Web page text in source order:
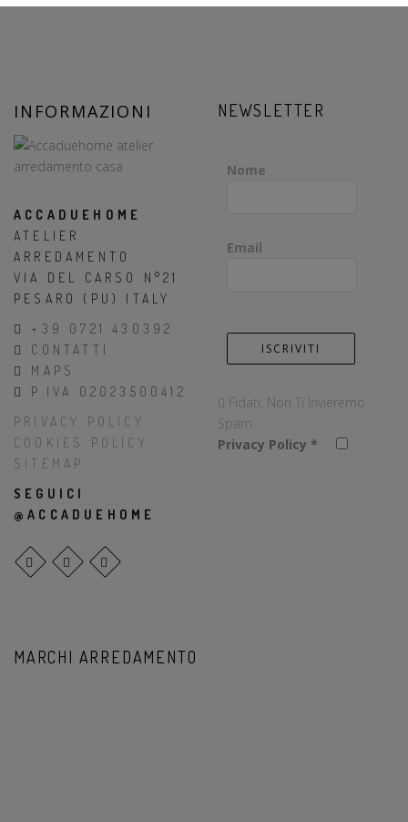
INFORMAZIONI
ACCADUEHOME
ATELIER
ARREDAMENTO
VIA DEL CARSO N°21
PESARO (PU) ITALY
+39 0721 430392
CONTATTI
MAPS
P.IVA 02023500412
PRIVACY POLICY
COOKIES POLICY
SITEMAP
SEGUICI
@ACCADUEHOME
NEWSLETTER
Nome
Email
Fidati, Non Ti Invieremo
Spam.
Privacy Policy *
MARCHI ARREDAMENTO